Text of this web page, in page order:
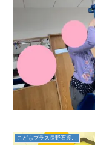
こどもプラス長野石渡教室